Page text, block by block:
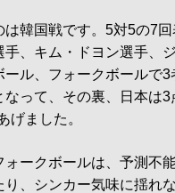
韓国戦です。5対5の7回
手、キム・ドヨン選手、
ール、フォークボールで
なって、その裏、日本は
げました。
ークボールは、予測不
り、シンカー気味に揺